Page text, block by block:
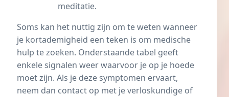
meditatie.
Soms kan het nuttig zijn om te weten wanneer
je kortademigheid een teken is om medische
hulp te zoeken. Onderstaande tabel geeft
enkele signalen weer waarvoor je op je hoede
moet zijn. Als je deze symptomen ervaart,
neem dan contact op met je verloskundige of